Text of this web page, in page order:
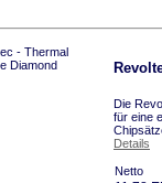
Die
für eine
Details
Netto